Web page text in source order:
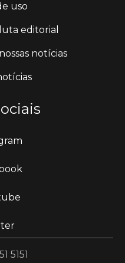
uso
editorial
notícias
5151